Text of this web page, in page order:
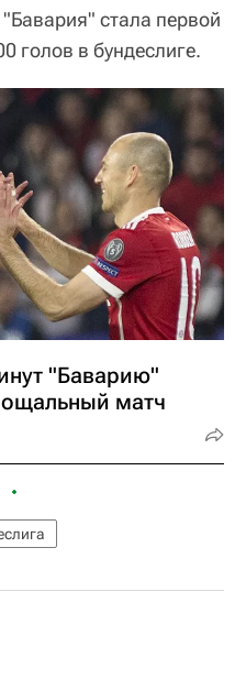
стала первой
голов в бундеслиге.
"Баварию"
матч